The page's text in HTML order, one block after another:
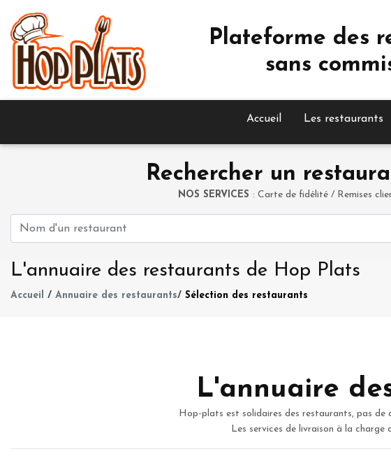
Plateforme des
sans
Accueil Les restaurants
Rechercher un
NOS SERVICES : Carte de fidélité / Remises
L'annuaire des restaurants de Hop Plats
Accueil / Annuaire des restaurants/ Sélection des restaurants
L'annuaire
Hop-plats est solidaires des restaurants, pas de
Les services de livraison à la